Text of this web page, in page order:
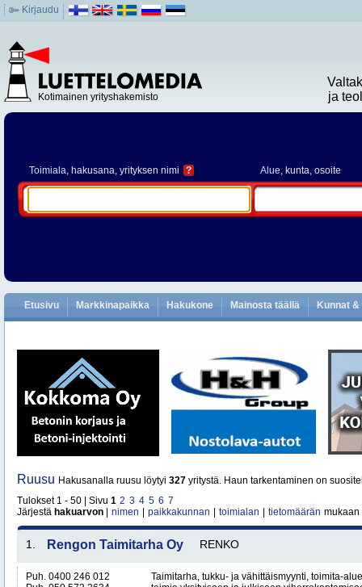
Kirjaudu
Kotimainen yrityshakemisto
ja
Toimiala, hakusana, yrityksen nimi ? Alue, kunta, osoite
Etusivu Markkinapaikka Hakukone Mainosta täällä Kunnat
Ruusu Hakusanalla ruusu löytyi 327 yritystä. Haun tarkentaminen on
Tulokset 1 - 50 | Sivu 1 2 3 4 5 6 7
Järjestä hakuarvon nimen paikkakunnan toimialan tietomäärän mukaan
1. Rengon Taimitarha Oy RENKO
Puh. 0400 246 012
Taimitarha, tukku- ja vähittäismyynti, toimita-